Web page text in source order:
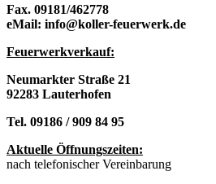
Fax. 09181/462778
eMail: info@koller-feuerwerk.de
Feuerwerkverkauf:
Neumarkter Straße 21
92283 Lauterhofen
Tel. 09186 / 909 84 95
Aktuelle Öffnungszeiten:
nach telefonischer Vereinbarung